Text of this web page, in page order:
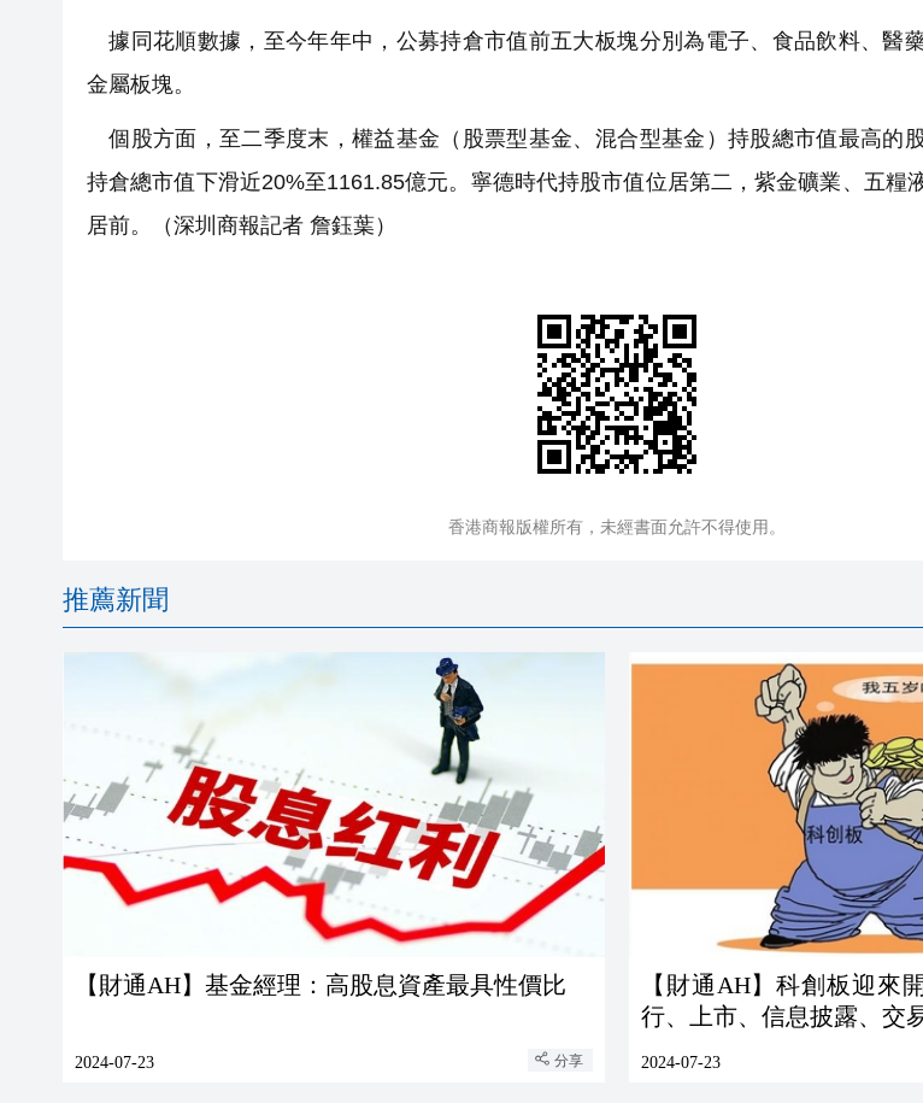
據同花順數據，至今年年中，公募持倉市值前五大板塊分別為電子、食品飲料、醫
金屬板塊。
個股方面，至二季度末，權益基金（股票型基金、混合型基金）持股總市值最高的
持倉總市值下滑近20%至1161.85億元。寧德時代持股市值位居第二，紫金礦業、五糧
居前。
（深圳商報記者 詹鈺葉）
香港商報版權所有，未經書面允許不得使用。
推薦新聞
【財通AH】基金經理：高股息資產最具性價比
2024-07-23 分享
【財通AH】科創板迎來
行、上市、信息披露、交
2024-07-23